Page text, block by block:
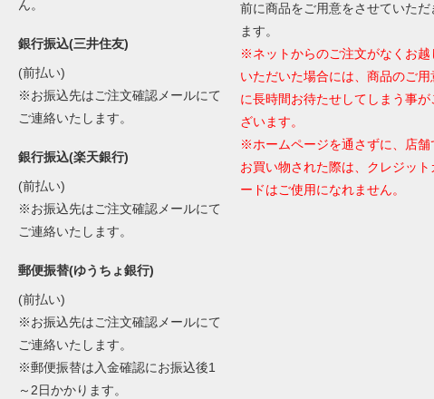
ん。
銀行振込(三井住友)
(前払い)
※お振込先はご注文確認メールにて
ご連絡いたします。
銀行振込(楽天銀行)
(前払い)
※お振込先はご注文確認メールにて
ご連絡いたします。
郵便振替(ゆうちょ銀行)
(前払い)
※お振込先はご注文確認メールにて
ご連絡いたします。
※郵便振替は入金確認にお振込後1
～2日かかります。
前に商品をご用意をさせていただ
ます。
※ネットからのご注文がなくお越
いただいた場合には、商品のご用
に長時間お待たせしてしまう事が
ざいます。
※ホームページを通さずに、店舗
お買い物された際は、クレジット
ードはご使用になれません。